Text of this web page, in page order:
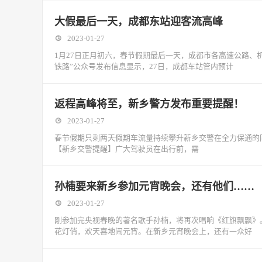
大假最后一天，成都东站迎客流高峰
2023-01-27
1月27日正月初六，春节假期最后一天，成都市各高速公路
铁路”公众号发布信息显示，27日，成都车站管内预计
返程高峰将至，新乡警方发布重要提醒！
2023-01-27
春节假期只剩两天假期车流量持续攀升新乡交警在全力保通
【新乡交警提醒】广大驾驶员在出行前，需
孙楠要来新乡参加元宵晚会，还有他们……
2023-01-27
刚参加完央视春晚的著名歌手孙楠，将再次唱响《红旗飘飘
花灯俏，欢天喜地闹元宵。在新乡元宵晚会上，还有一众好